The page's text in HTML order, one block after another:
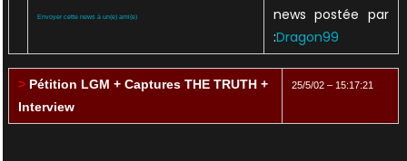
Envoyer cette news à un(e) ami(e)
news postée par
:Dragon99
>Pétition LGM + Captures THE TRUTH +
Interview
25/5/02 – 15:17:21